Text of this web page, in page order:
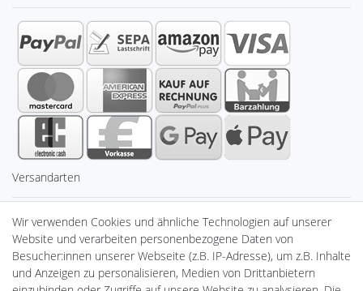
Versandarten
Sicherheit
Wir verwenden Cookies und ähnliche Technologien auf unserer
Website und verarbeiten personenbezogene Daten von
Besucher:innen unserer Webseite (z.B. IP-Adresse), um z.B. Inhalte
und Anzeigen zu personalisieren, Medien von Drittanbietern